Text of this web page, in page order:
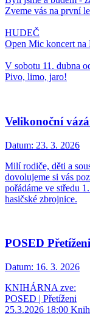
Zveme vás na první
HUDEČ
Open Mic koncert na
V sobotu 11. dubna
Pivo, limo, jaro!
Velikonoční
Datum: 23. 3. 2026
Milí rodiče, děti a
dovolujeme si vás
pořádáme ve středu
hasičské zbrojnice.
POSED Přetíženi
Datum: 16. 3. 2026
KNIHÁRNA zve:
POSED | Přetíženi
25.3.2026 18:00